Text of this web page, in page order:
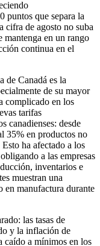
puntos que separa la
cifra de agosto no suba
mantenga en un rango
continua en el
de Canadá es la
de su mayor
complicado en los
tarifas
canadienses: desde
35% en productos no
ha afectado a los
a las empresas
inventarios e
muestran una
en manufactura durante
las tasas de
y la inflación de
caído a mínimos en los